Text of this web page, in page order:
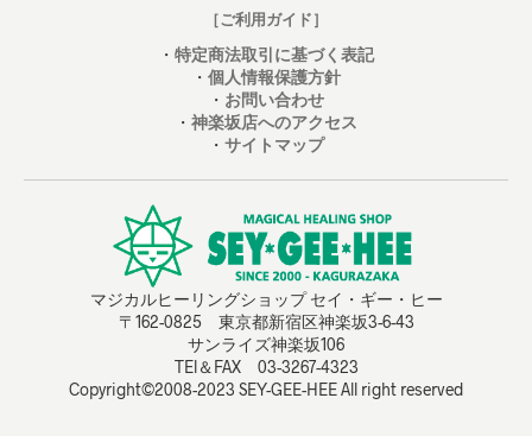
［ご利用ガイド］
・ 特定商法取引に基づく表記
・ 個人情報保護方針
・ お問い合わせ
・ 神楽坂店へのアクセス
・ サイトマップ
マジカルヒーリングショップ セイ・ギー・ヒー
〒162-0825 東京都新宿区神楽坂3-6-43
サンライズ神楽坂106
TEl＆FAX 03-3267-4323
Copyright©2008-2023 SEY-GEE-HEE All right reserved